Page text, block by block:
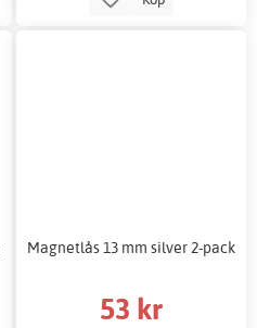
Magnetlås 13 mm silver 2-pack
53 kr